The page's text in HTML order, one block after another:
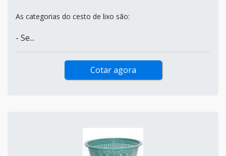
As categorias do cesto de lixo são:
- Se...
Cotar agora